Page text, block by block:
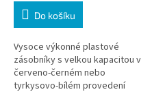
Do košíku
Vysoce výkonné plastové
zásobníky s velkou kapacitou v
červeno-černém nebo
tyrkysovo-bílém provedení